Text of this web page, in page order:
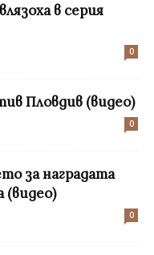
в серия
0
Пловдив (видео)
0
за наградата
(видео)
0